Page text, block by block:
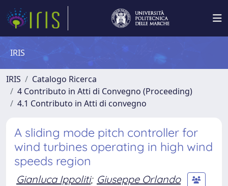
IRIS
IRIS
Catalogo Ricerca
4 Contributo in Atti di Convegno (Proceeding)
4.1 Contributo in Atti di convegno
A sliding mode pitch controller for
wind turbines operating in high wind
speeds region
Gianluca Ippoliti; Giuseppe Orlando